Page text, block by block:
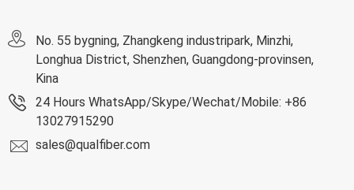
No. 55 bygning, Zhangkeng industripark, Minzhi,
Longhua District, Shenzhen, Guangdong-provinsen,
Kina
24 Hours WhatsApp/Skype/Wechat/Mobile: +86
13027915290
sales@qualfiber.com